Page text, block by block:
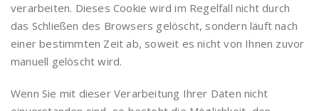
verarbeiten. Dieses Cookie wird im Regelfall nicht durch
das Schließen des Browsers gelöscht, sondern läuft nach
einer bestimmten Zeit ab, soweit es nicht von Ihnen zuvor
manuell gelöscht wird.
Wenn Sie mit dieser Verarbeitung Ihrer Daten nicht